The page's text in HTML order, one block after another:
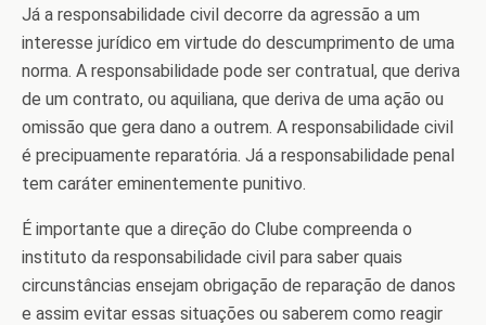
Já a responsabilidade civil decorre da agressão a um
interesse jurídico em virtude do descumprimento de uma
norma. A responsabilidade pode ser contratual, que deriva
de um contrato, ou aquiliana, que deriva de uma ação ou
omissão que gera dano a outrem. A responsabilidade civil
é precipuamente reparatória. Já a responsabilidade penal
tem caráter eminentemente punitivo.
É importante que a direção do Clube compreenda o
instituto da responsabilidade civil para saber quais
circunstâncias ensejam obrigação de reparação de danos
e assim evitar essas situações ou saberem como reagir